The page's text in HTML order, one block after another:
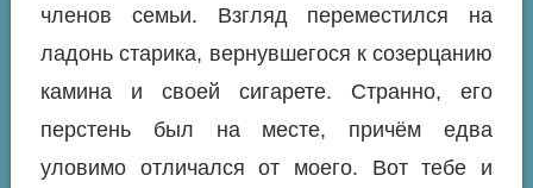
членов семьи. Взгляд переместился на
ладонь старика, вернувшегося к созерцанию
камина и своей сигарете. Странно, его
перстень был на месте, причём едва
уловимо отличался от моего. Вот тебе и